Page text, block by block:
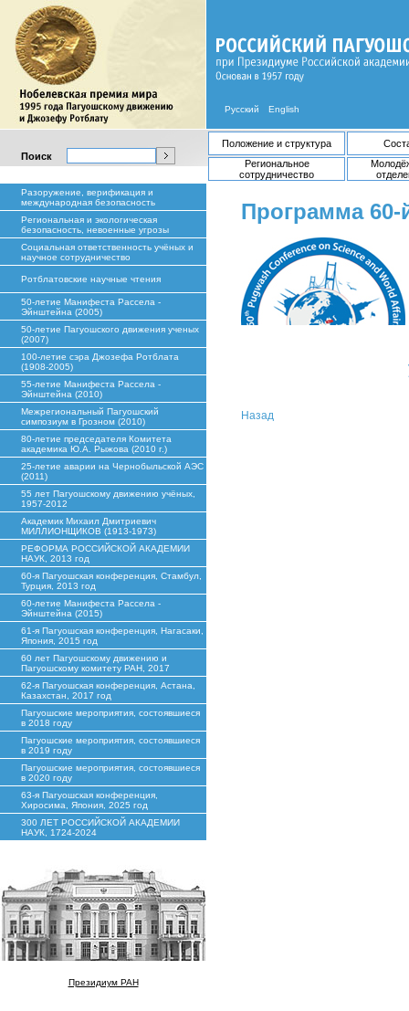
Русский English
Поиск
Положение и структура
Региональное
сотрудничество
Разоружение, верификация и
международная безопасность
Региональная и экологическая
безопасность, невоенные угрозы
Социальная ответственность учёных и
научное сотрудничество
Ротблатовские научные чтения
50-летие Манифеста Рассела -
Эйнштейна (2005)
50-летие Пагуошского движения ученых
(2007)
100-летие сэра Джозефа Ротблата
(1908-2005)
55-летие Манифеста Рассела -
Эйнштейна (2010)
Межрегиональный Пагуошский
симпозиум в Грозном (2010)
80-летие председателя Комитета
академика Ю.А. Рыжова (2010 г.)
25-летие аварии на Чернобыльской АЭС
(2011)
55 лет Пагуошскому движению учёных,
1957-2012
Академик Михаил Дмитриевич
МИЛЛИОНЩИКОВ (1913-1973)
РЕФОРМА РОССИЙСКОЙ АКАДЕМИИ
НАУК, 2013 год
60-я Пагуошская конференция, Стамбул,
Турция, 2013 год
60-летие Манифеста Рассела -
Эйнштейна (2015)
61-я Пагуошская конференция, Нагасаки,
Япония, 2015 год
60 лет Пагуошскому движению и
Пагуошскому комитету РАН, 2017
62-я Пагуошская конференция, Астана,
Казахстан, 2017 год
Пагуошские мероприятия, состоявшиеся
в 2018 году
Пагуошские мероприятия, состоявшиеся
в 2019 году
Пагуошские мероприятия, состоявшиеся
в 2020 году
63-я Пагуошская конференция,
Хиросима, Япония, 2025 год
300 ЛЕТ РОССИЙСКОЙ АКАДЕМИИ
НАУК, 1724-2024
Президиум РАН
Программа
Назад